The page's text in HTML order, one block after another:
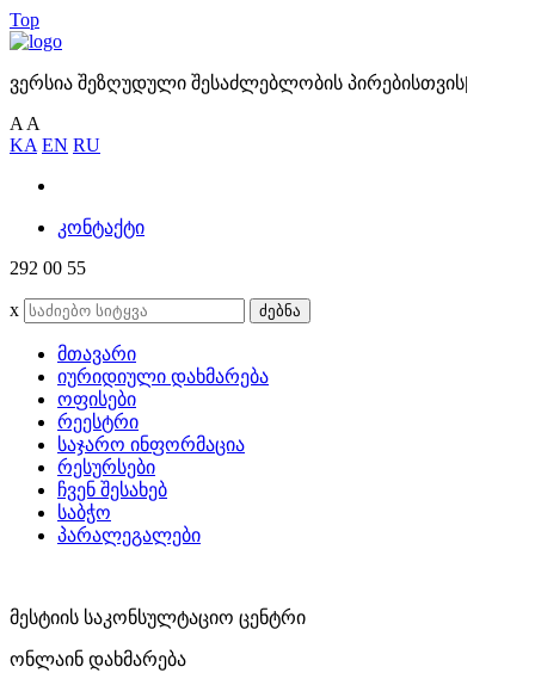
Top
ვერსია შეზღუდული შესაძლებლობის პირებისთვის|
A A
KA EN RU
კონტაქტი
292 00 55
x ძებნა
მთავარი
იურიდიული დახმარება
ოფისები
რეესტრი
საჯარო ინფორმაცია
რესურსები
ჩვენ შესახებ
საბჭო
პარალეგალები
მესტიის საკონსულტაციო ცენტრი
ონლაინ დახმარება